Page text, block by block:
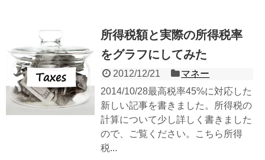
所得税額と実際の所得税率
をグラフにしてみた
2012/12/21
マネー
2014/10/28最高税率45%に対応した
新しい記事を書きました。所得税の
計算について少し詳しく書きました
ので、ご覧ください。こちら所得
税...